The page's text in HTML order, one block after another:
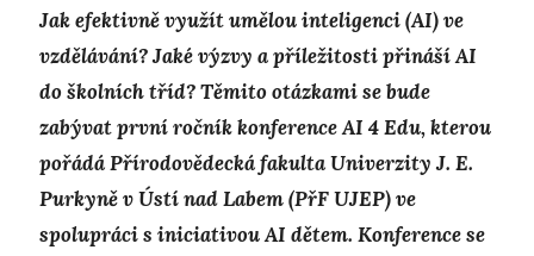
Jak efektivně využít umělou inteligenci (AI) ve
vzdělávání? Jaké výzvy a příležitosti přináší AI
do školních tříd? Těmito otázkami se bude
zabývat první ročník konference AI 4 Edu, kterou
pořádá Přírodovědecká fakulta Univerzity J. E.
Purkyně v Ústí nad Labem (PřF UJEP) ve
spolupráci s iniciativou AI dětem. Konference se